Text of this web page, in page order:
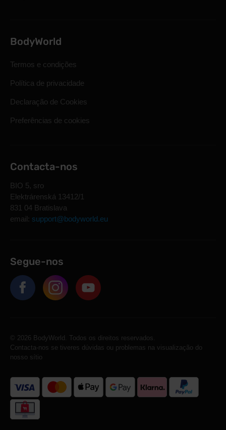
BodyWorld
Termos e condições
Política de privacidade
Declaração de Cookies
Preferências de cookies
Contacta-nos
BIO 5, sro
Elektrárenská 13412/1
831 04 Bratislava
email: support@bodyworld.eu
Segue-nos
© 2026 BodyWorld. Todos os direitos reservados.
Contacta-nos se tiveres dúvidas ou problemas na visualização do
nosso sítio